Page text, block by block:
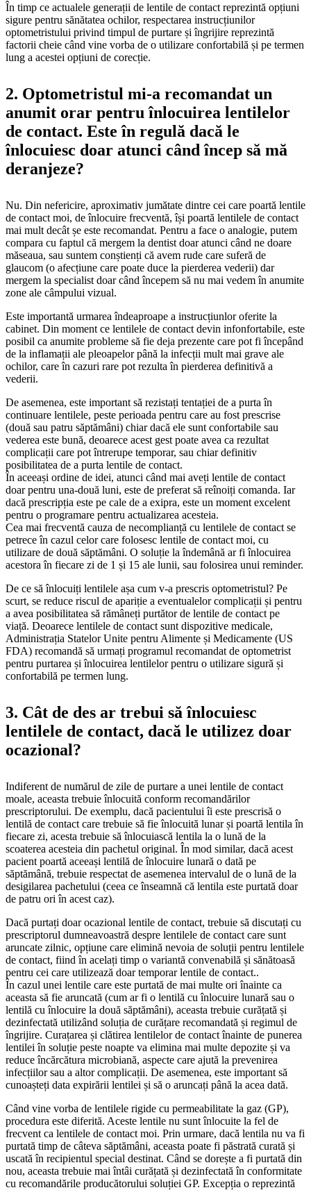
În timp ce actualele generații de lentile de contact reprezintă opțiuni
sigure pentru sănătatea ochilor, respectarea instrucțiunilor
optometristului privind timpul de purtare și îngrijire reprezintă
factorii cheie când vine vorba de o utilizare confortabilă și pe termen
lung a acestei opțiuni de corecție.
2. Optometristul mi-a recomandat un
anumit orar pentru înlocuirea lentilelor
de contact. Este în regulă dacă le
înlocuiesc doar atunci când încep să mă
deranjeze?
Nu. Din nefericire, aproximativ jumătate dintre cei care poartă lentile
de contact moi, de înlocuire frecventă, își poartă lentilele de contact
mai mult decât șe este recomandat. Pentru a face o analogie, putem
compara cu faptul că mergem la dentist doar atunci când ne doare
măseaua, sau suntem conștienți că avem rude care suferă de
glaucom (o afecțiune care poate duce la pierderea vederii) dar
mergem la specialist doar când începem să nu mai vedem în anumite
zone ale câmpului vizual.
Este importantă urmarea îndeaproape a instrucțiunlor oferite la
cabinet. Din moment ce lentilele de contact devin infonfortabile, este
posibil ca anumite probleme să fie deja prezente care pot fi începând
de la inflamații ale pleoapelor până la infecții mult mai grave ale
ochilor, care în cazuri rare pot rezulta în pierderea definitivă a
vederii.
De asemenea, este important să rezistați tentației de a purta în
continuare lentilele, peste perioada pentru care au fost prescrise
(două sau patru săptămâni) chiar dacă ele sunt confortabile sau
vederea este bună, deoarece acest gest poate avea ca rezultat
complicații care pot întrerupe temporar, sau chiar definitiv
posibilitatea de a purta lentile de contact.
În aceeași ordine de idei, atunci când mai aveți lentile de contact
doar pentru una-două luni, este de preferat să reînoiți comanda. Iar
dacă prescripția este pe cale de a exipra, este un moment excelent
pentru o programare pentru actualizarea acesteia.
Cea mai frecventă cauza de necomplianță cu lentilele de contact se
petrece în cazul celor care folosesc lentile de contact moi, cu
utilizare de două săptămâni. O soluție la îndemână ar fi înlocuirea
acestora în fiecare zi de 1 și 15 ale lunii, sau folosirea unui reminder.
De ce să înlocuiți lentilele așa cum v-a prescris optometristul? Pe
scurt, se reduce riscul de apariție a eventualelor complicații și pentru
a avea posibilitatea să rămâneți purtător de lentile de contact pe
viață. Deoarece lentilele de contact sunt dispozitive medicale,
Administrația Statelor Unite pentru Alimente și Medicamente (US
FDA) recomandă să urmați programul recomandat de optometrist
pentru purtarea și înlocuirea lentilelor pentru o utilizare sigură și
confortabilă pe termen lung.
3. Cât de des ar trebui să înlocuiesc
lentilele de contact, dacă le utilizez doar
ocazional?
Indiferent de numărul de zile de purtare a unei lentile de contact
moale, aceasta trebuie înlocuită conform recomandărilor
prescriptorului. De exemplu, dacă pacientului îi este prescrisă o
lentilă de contact care trebuie să fie înlocuită lunar și poartă lentila în
fiecare zi, acesta trebuie să înlocuiască lentila la o lună de la
scoaterea acesteia din pachetul original. În mod similar, dacă acest
pacient poartă aceeași lentilă de înlocuire lunară o dată pe
săptămână, trebuie respectat de asemenea intervalul de o lună de la
desigilarea pachetului (ceea ce înseamnă că lentila este purtată doar
de patru ori în acest caz).
Dacă purtați doar ocazional lentile de contact, trebuie să discutați cu
prescriptorul dumneavoastră despre lentilele de contact care sunt
aruncate zilnic, opțiune care elimină nevoia de soluții pentru lentilele
de contact, fiind în acelați timp o variantă convenabilă și sănătoasă
pentru cei care utilizează doar temporar lentile de contact..
În cazul unei lentile care este purtată de mai multe ori înainte ca
aceasta să fie aruncată (cum ar fi o lentilă cu înlocuire lunară sau o
lentilă cu înlocuire la două săptămâni), aceasta trebuie curățată și
dezinfectată utilizând soluția de curățare recomandată și regimul de
îngrijire. Curațarea și clătirea lentilelor de contact înainte de punerea
lentilei în soluție peste noapte va elimina mai multe depozite și va
reduce încărcătura microbiană, aspecte care ajută la prevenirea
infecțiilor sau a altor complicații. De asemenea, este important să
cunoașteți data expirării lentilei și să o aruncați până la acea dată.
Când vine vorba de lentilele rigide cu permeabilitate la gaz (GP),
procedura este diferită. Aceste lentile nu sunt înlocuite la fel de
frecvent ca lentilele de contact moi. Prin urmare, dacă lentila nu va fi
purtată timp de câteva săptămâni, aceasta poate fi păstrată curată și
uscată în recipientul special destinat. Când se dorește a fi purtată din
nou, aceasta trebuie mai întâi curățată și dezinfectată în conformitate
cu recomandările producătorului soluției GP. Excepția o reprezintă